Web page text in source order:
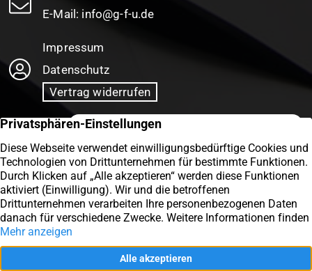
E-Mail: info@g-f-u.de
Impressum
Datenschutz
Vertrag widerrufen